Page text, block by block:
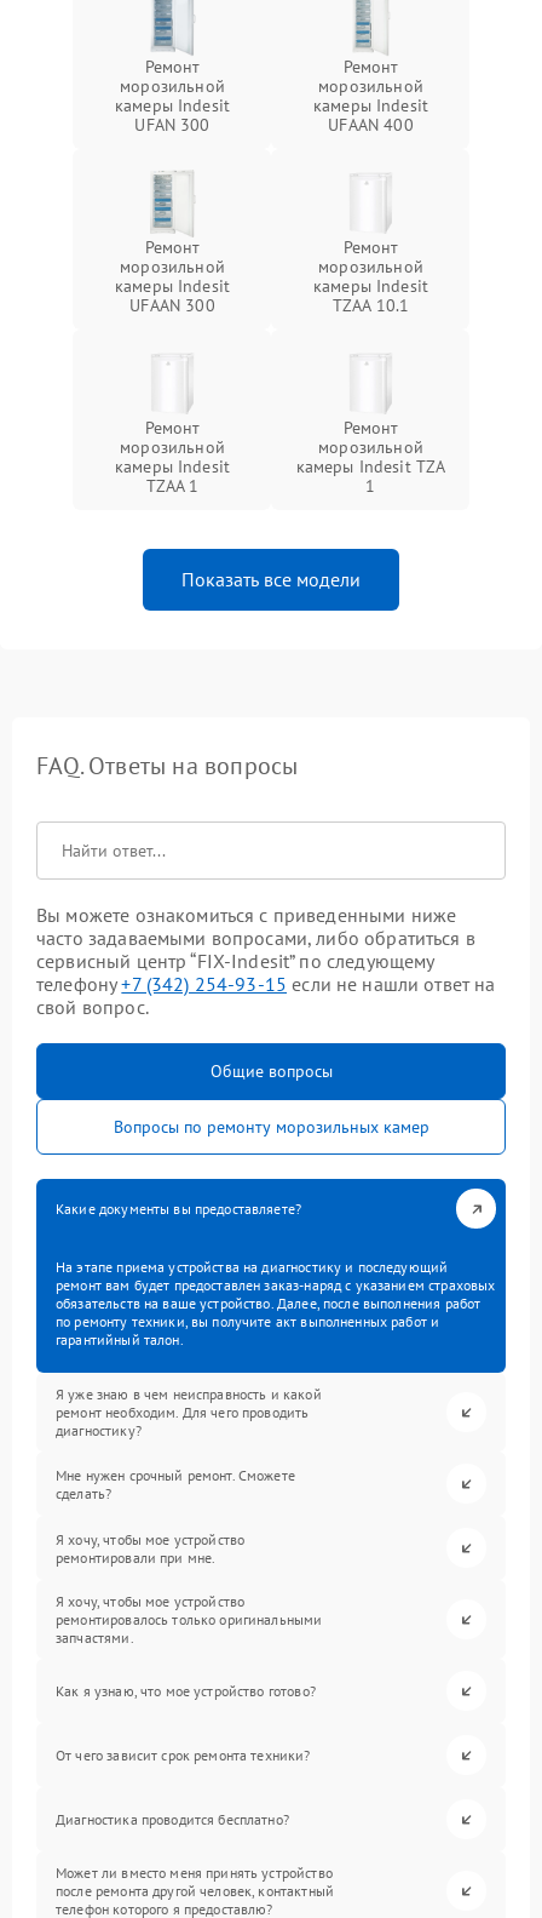
Ремонт
морозильной
камеры Indesit
UFAN 300
Ремонт
морозильной
камеры Indesit
UFAAN 400
Ремонт
морозильной
камеры Indesit
UFAAN 300
Ремонт
морозильной
камеры Indesit
TZAA 10.1
Ремонт
морозильной
камеры Indesit
TZAA 1
Ремонт
морозильной
камеры Indesit TZA
1
Показать все модели
FAQ. Ответы на вопросы
Вы можете ознакомиться с приведенными ниже
часто задаваемыми вопросами, либо обратиться в
сервисный центр “FIX-Indesit” по следующему
телефону+7 (342) 254-93-15 если не нашли ответ на
свой вопрос.
Общие вопросы
Вопросы по ремонту морозильных камер
Какие документы вы предоставляете?
На этапе приема устройства на диагностику и последующий
ремонт вам будет предоставлен заказ-наряд с указанием страховых
обязательств на ваше устройство. Далее, после выполнения работ
по ремонту техники, вы получите акт выполненных работ и
гарантийный талон.
Я уже знаю в чем неисправность и какой
ремонт необходим. Для чего проводить
диагностику?
Мне нужен срочный ремонт. Сможете
сделать?
Я хочу, чтобы мое устройство
ремонтировали при мне.
Я хочу, чтобы мое устройство
ремонтировалось только оригинальными
запчастями.
Как я узнаю, что мое устройство готово?
От чего зависит срок ремонта техники?
Диагностика проводится бесплатно?
Может ли вместо меня принять устройство
после ремонта другой человек, контактный
телефон которого я предоставлю?